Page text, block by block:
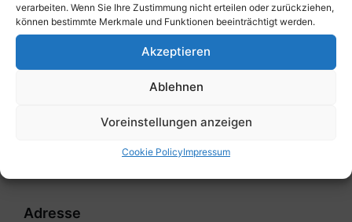
verarbeiten. Wenn Sie Ihre Zustimmung nicht erteilen oder zurückziehen,
können bestimmte Merkmale und Funktionen beeinträchtigt werden.
Akzeptieren
Ablehnen
Voreinstellungen anzeigen
Cookie PolicyImpressum
Nächste
Protokoll vom 22.06.2012
Adresse